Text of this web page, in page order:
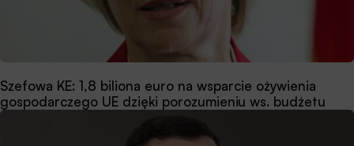
Szefowa KE: 1,8 biliona euro na wsparcie ożywienia
gospodarczego UE dzięki porozumieniu ws. budżetu